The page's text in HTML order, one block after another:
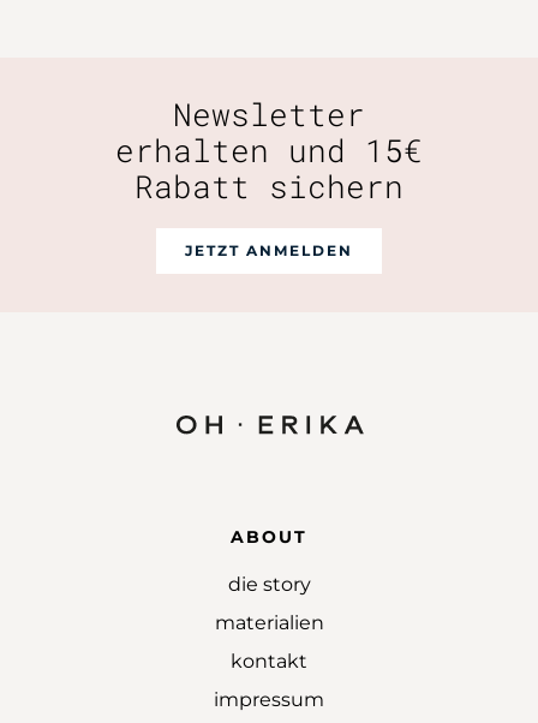
Newsletter
erhalten und 15€
Rabatt sichern
JETZT ANMELDEN
ABOUT
die story
materialien
kontakt
impressum